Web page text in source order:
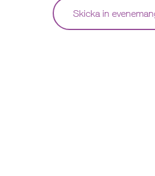
Skicka in